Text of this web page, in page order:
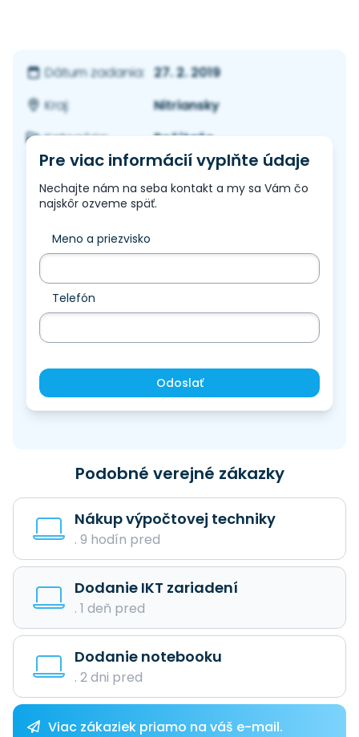
Dátum zadania: 27. 2. 2019
Kraj:
Nitriansky
Kategória:
Počítače
Pre viac informácií vyplňte údaje
Nechajte nám na seba kontakt a my sa Vám čo
najskôr ozveme späť.
Meno a priezvisko
Telefón
Odoslať
Podobné verejné zákazky
Nákup výpočtovej techniky
. 9 hodín pred
Dodanie IKT zariadení
. 1 deň pred
Dodanie notebooku
. 2 dni pred
Viac zákaziek priamo na váš e-mail.